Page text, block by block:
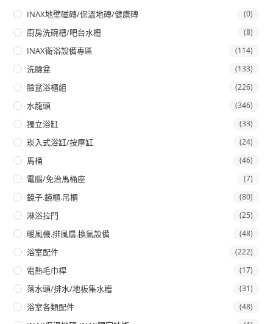
INAX地壁磁磚/保溫地磚/健康磚 (0)
廚房洗碗槽/吧台水槽 (8)
INAX衛浴設備專區 (114)
洗臉盆 (133)
臉盆浴櫃組 (226)
水龍頭 (346)
獨立浴缸 (33)
崁入式浴缸/按摩缸 (24)
馬桶 (46)
電腦/免治馬桶座 (7)
鏡子.鏡櫃.吊櫃 (80)
淋浴拉門 (25)
暖風機.排風扇.換氣設備 (48)
浴室配件 (222)
電熱毛巾桿 (17)
落水頭/排水/地板集水槽 (31)
浴室各類配件 (48)